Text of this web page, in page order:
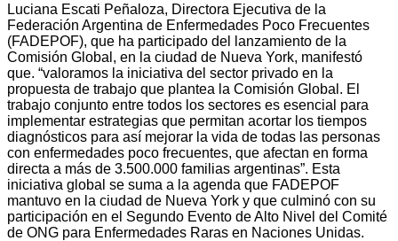
Luciana Escati Peñaloza, Directora Ejecutiva de la
Federación Argentina de Enfermedades Poco Frecuentes
(FADEPOF), que ha participado del lanzamiento de la
Comisión Global, en la ciudad de Nueva York, manifestó
que. “valoramos la iniciativa del sector privado en la
propuesta de trabajo que plantea la Comisión Global. El
trabajo conjunto entre todos los sectores es esencial para
implementar estrategias que permitan acortar los tiempos
diagnósticos para así mejorar la vida de todas las personas
con enfermedades poco frecuentes, que afectan en forma
directa a más de 3.500.000 familias argentinas”. Esta
iniciativa global se suma a la agenda que FADEPOF
mantuvo en la ciudad de Nueva York y que culminó con su
participación en el Segundo Evento de Alto Nivel del Comité
de ONG para Enfermedades Raras en Naciones Unidas.